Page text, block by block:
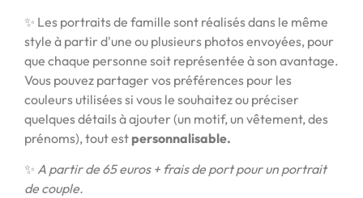
✨ Les portraits de famille sont réalisés dans le même
style à partir d'une ou plusieurs photos envoyées, pour
que chaque personne soit représentée à son avantage.
Vous pouvez partager vos préférences pour les
couleurs utilisées si vous le souhaitez ou préciser
quelques détails à ajouter (un motif, un vêtement, des
prénoms), tout est personnalisable.
✨ A partir de 65 euros + frais de port pour un portrait
de couple.